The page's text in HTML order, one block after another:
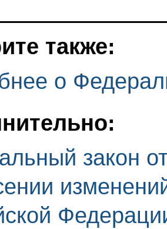
также:
о
закон